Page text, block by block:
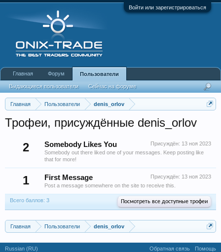
Войти или зарегистрироваться
Главная Пользователи denis_orlov
Трофеи, присуждённые denis_orlov
2
Присуждён: 13 ноя 2023
Somebody Likes You
Somebody out there liked one of your messages. Keep posting like
that for more!
1 Присуждён: 13 ноя 2023
First Message
Post a message somewhere on the site to receive this.
Всего баллов: 3 Посмотреть все доступные трофеи
Главная Пользователи denis_orlov
Главная Форум Пользователи
Выдающиеся пользователи Сейчас на форуме
Недавняя активность Новые сообщения профиля
Russian (RU) Обратная связь
Помощь